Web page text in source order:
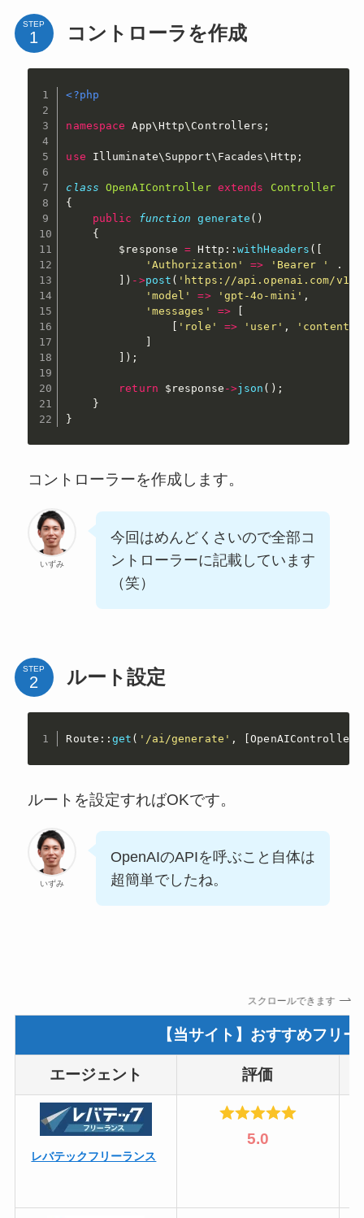
STEP コントローラを作成
<?php
namespace App\Http\ Controllers ;
use Illuminate\ Support\ Facades\ Http ;
class OpenAIController extends
Controller
{
public
function generate ( )
{
$response
= Http : :withHeaders ( [
'Authorization'
=> 'Bearer ' .
] ) - >post ( 'https://api.openai.com/v1/
'model'
=> 'gpt-4o-mini' ,
'messages'
=>
[
[ 'role' => 'user' , 'content'
]
] ) ;
return $response ->json ( ) ;
}
}
コントローラーを作成します。
いずみ
今回はめんどくさいので全部コ
ントローラーに記載しています
（笑）
STEP ルート設定
Route : :get ( '/ai/generate' , [OpenAIController
ルートを設定すればOKです。
いずみ
OpenAIのAPIを呼ぶこと自体は
超簡単でしたね。
スクロールできます
【当サイト】おすすめフリ
エージェント 評価
レバテックフリーランス
5.0